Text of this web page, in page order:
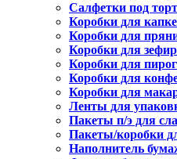
Салфетки под торт
Коробки для
Коробки для
Коробки для
Коробки для
Коробки для
Коробки для
Ленты для
Пакеты п/э для
Пакеты/коробки
Наполнитель